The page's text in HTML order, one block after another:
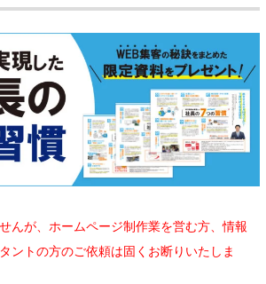
んが、ホームページ制作業を営む方、情報
ントの方のご依頼は固くお断りいたしま